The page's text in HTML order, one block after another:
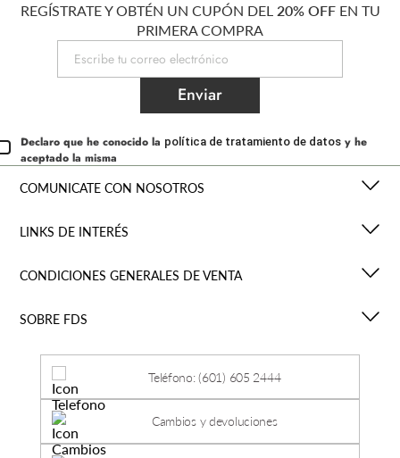
REGÍSTRATE Y OBTÉN UN CUPÓN DEL 20% OFFEN TU
PRIMERA COMPRA
Enviar
Declaro que he conocido la política de tratamiento de datos y he
aceptado la misma
COMUNICATE CON NOSOTROS
LINKS DE INTERÉS
CONDICIONES GENERALES DE VENTA
SOBRE FDS
Teléfono: (601) 605 2444
Cambios y devoluciones